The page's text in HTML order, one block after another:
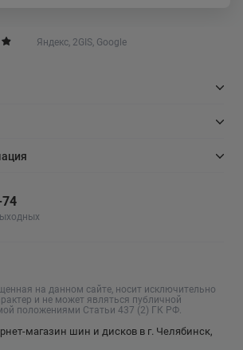
Яндекс, 2GIS, Google
на данном сайте, носит исключительно
и не может являться публичной
положениями Статьи 437 (2) ГК РФ.
магазин шин и дисков в г. Челябинск,